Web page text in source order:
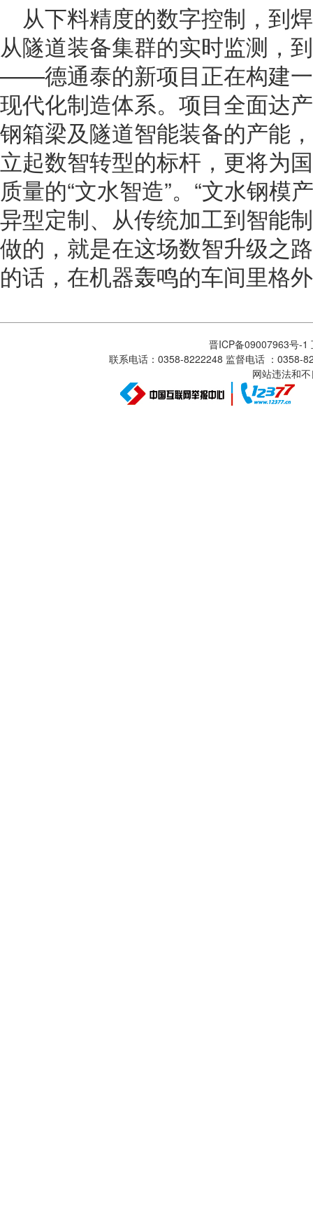
从下料精度的数字控制，到
从隧道装备集群的实时监测，
——德通泰的新项目正在构建
现代化制造体系。项目全面达
钢箱梁及隧道智能装备的产能
立起数智转型的标杆，更将为
质量的“文水智造”。“文水钢模
异型定制、从传统加工到智能
做的，就是在这场数智升级之
的话，在机器轰鸣的车间里格
晋ICP备09007963号-1
联系电话：0358-8222248 监督电话 ：
网站违法和